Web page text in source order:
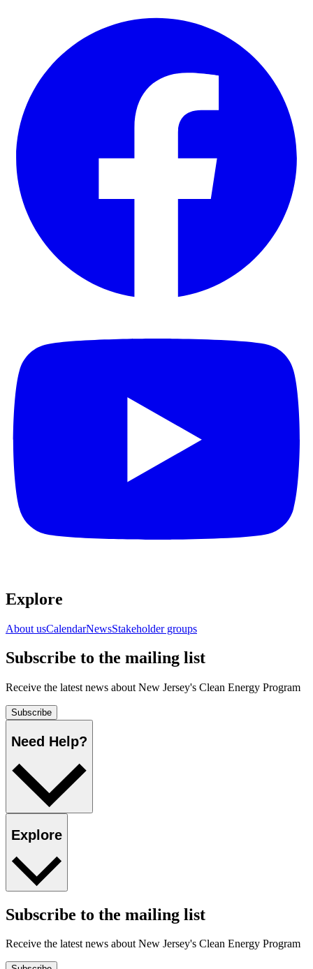
Explore​​​​‌ ‍ ​‍​‍‌‍ ‌ ​‍‌‍‍‌‌‍‌ ‌‍‍‌‌‍ ‍​‍​‍​ ‍‍​‍​‍‌ ​ ‌‍​‌‌‍ ‍‌‍‍‌‌ ‌​‌ ‍‌​‍ ‍‌‍‍‌‌‍ ​‍​‍​‍ ​​‍​‍‌‍‍​‌ ​‍‌‍‌‌‌‍‌‍​‍​‍​ ‍‍​‍​‍‌‍‍​‌ ‌​‌ ‌​‌ ​​​ ‍‍​‍ ​‍ ‌‍ ​‌‍ ‌‍​ ‌‍​‌‌‍ ​‌‍‍​‌‍ ‌ ​ ‌ ‌​​ ‍‍​ ​ ​ ​ ​ ​ ​ ​ ​‍ ‌‍‍‌‌‍ ‍‌ ‌​‌‍‌‌‌‍ ‍‌ ‌​​‍ ‌‍‌‌‌‍‌​‌‍‍‌‌ ‌​​‍ ‌‍ ‌‌‍ ‌‍‌​‌‍‌‌​ ‌‌ ​​‌ ​‍‌‍‌‌‌ ​ ‌‍‌‌‌‍ ‍‌ ‌​‌‍​‌‌ ‌​‌‍‍‌‌‍ ‌‍ ‍​ ‍ ‌‍‍‌‌‍‌​​ ‌‌ ​ ‌‍‍‌‌ ‌​‌‍‌‌‌​‌‍‌‍ ‌‍ ‌ ‌​‌‍‌‌‌ ​‍​ ‍ ‌ ‌​‌ ‍‌‌ ​​‌‍‌‌​ ‌‌‍‌‍‌‍ ‌‍ ‌ ‌​‌‍‌‌‌ ​‍​ ‍ ‌ ​​‌‍​‌‌ ‌​‌‍‍​​ ‌‌‍ ‌‌‍‌‌‌‍ ‍‌ ‌‌‌ ​ ​‍‌‌​ ‌‌‌​​‍‌‌ ‌‍‍ ‌‍‌‌‌ ‍‌​‍‌‌​ ​ ‌​‌​​‍‌‌​ ​ ‌​‌​​‍‌‌​ ​‍​ ​‍‌‍​‌​ ‍‌‌‍‌‍​ ​​‌‍‌​​ ​​​ ‌​​ ​​​ ​ ​ ​‌​ ‌‍​ ‌ ​‍‌‌​ ​‍​ ​‍​‍‌‌​ ‌‌‌​‌​​‍ ‍‌‍‍​‌‍‌‌‌‍​‌‌‍‌​‌‍‍‌‌‍ ‍‌‍‌ ​ ‌‍​‍‌‍​‌‌ ​ ‌‍‌‌‌‌‌‌‌ ​‍‌‍ ​​ ‌‌‍‍​‌ ‌​‌ ‌​‌ ​​​‍‌‌​ ​ ‌​​‌​‍‌‌​ ​‍‌​‌‍​‍‌‌​ ​‍‌​‌‍‌‍ ​‌‍ ‌‍​ ‌‍​‌‌‍ ​‌‍‍​‌‍ ‌ ​ ‌ ‌​​‍‌‌​ ​ ‌​​‌​ ​ ​ ​ ​ ​ ​ ​ ​‍‌‍‌‍‍‌‌‍‌​​ ‌‌ ​ ‌‍‍‌‌ ‌​‌‍‌‌‌​‌‍‌‍ ‌‍ ‌ ‌​‌‍‌‌‌ ​‍​‍‌‍‌ ‌​‌ ‍‌‌ ​​‌‍‌‌​ ‌‌‍‌‍‌‍ ‌‍ ‌ ‌​‌‍‌‌‌ ​‍​‍‌‍‌ ​​‌‍​‌‌ ‌​‌‍‍​​ ‌‌‍ ‌‌‍‌‌‌‍ ‍‌ ‌‌‌ ​ ​‍‌‌​ ‌‌‌​​‍‌‌ ‌‍‍ ‌‍‌‌‌ ‍‌​‍‌‌​ ​ ‌​‌​​‍‌‌​ ​ ‌​‌​​‍‌‌​ ​‍​ ​‍‌‍​‌​ ‍‌‌‍‌‍​ ​​‌‍‌​​ ​​​ ‌​​ ​​​ ​ ​ ​‌​ ‌‍​ ‌ ​‍‌‌​ ​‍​ ​‍​‍‌‌​ ‌‌‌​‌​​‍ ‍‌‍‍​‌‍‌‌‌‍​‌‌‍‌​‌‍‍‌‌‍ ‍‌‍‌ ​‍‌‍‌ ​​‌‍‌‌‌ ​‍‌ ​ ‌ ​​‌‍‌‌‌‍​ ‌ ‌​‌‍‍‌‌ ‌‍‌‍‌‌​ ‌‌ ​​‌ ‌‌‌‍​‍‌‍ ​‌‍‍‌‌ ​ ‌‍‍​‌‍‌‌‌‍‌​​‍​‍‌ ‌
About us​​​​‌ ‍ ​‍​‍‌‍ ‌ ​‍‌‍‍‌‌‍‌ ‌‍‍‌‌‍ ‍​‍​‍​ ‍‍​‍​‍‌ ​ ‌‍​‌‌‍ ‍‌‍‍‌‌ ‌​‌ ‍‌​‍ ‍‌‍‍‌‌‍ ​‍​‍​‍ ​​‍​‍‌‍‍​‌ ​‍‌‍‌‌‌‍‌‍​‍​‍​ ‍‍​‍​‍‌‍‍​‌ ‌​‌ ‌​‌ ​​​ ‍‍​‍ ​‍ ‌‍ ​‌‍ ‌‍​ ‌‍​‌‌‍ ​‌‍‍​‌‍ ‌ ​ ‌ ‌​​ ‍‍​ ​ ​ ​ ​ ​ ​ ​ ​‍ ‌‍‍‌‌‍ ‍‌ ‌​‌‍‌‌‌‍ ‍‌ ‌​​‍ ‌‍‌‌‌‍‌​‌‍‍‌‌ ‌​​‍ ‌‍ ‌‌‍ ‌‍‌​‌‍‌‌​ ‌‌ ​​‌ ​‍‌‍‌‌‌ ​ ‌‍‌‌‌‍ ‍‌ ‌​‌‍​‌‌ ‌​‌‍‍‌‌‍ ‌‍ ‍​ ‍ ‌‍‍‌‌‍‌​​ ‌‌ ​ ‌‍‍‌‌ ‌​‌‍‌‌‌​‌‍‌‍ ‌‍ ‌ ‌​‌‍‌‌‌ ​‍​ ‍ ‌ ‌​‌ ‍‌‌ ​​‌‍‌‌​ ‌‌‍‌‍‌‍ ‌‍ ‌ ‌​‌‍‌‌‌ ​‍​ ‍ ‌ ​​‌‍​‌‌ ‌​‌‍‍​​ ‌‌‍ ‌‌‍‌‌‌‍ ‍‌ ‌‌‌ ​ ​‍‌‌​ ‌‌‌​​‍‌‌ ‌‍‍ ‌‍‌‌‌ ‍‌​‍‌‌​ ​ ‌​‌​​‍‌‌​ ​ ‌​‌​​‍‌‌​ ​‍​ ​‍‌‍​‌​ ‍‌‌‍‌‍​ ​​‌‍‌​​ ​​​ ‌​​ ​​​ ​ ​ ​‌​ ‌‍​ ‌ ​‍‌‌​ ​‍​ ​‍​‍‌‌​ ‌‌‌​‌​​‍ ‍‌‍‍‌‌ ‌​‌‍‌‌‌‍ ‌‌ ​ ​‍‌‌​ ‌‌‌​​‍‌‌ ‌‍‍ ‌‍‌‌‌ ‍‌​‍‌‌​ ​ ‌​‌​​‍‌‌​ ​ ‌​‌​​‍‌‌​ ​‍​ ​‍​ ​​‌‍‌‌‌‍‌​​ ‌ ​ ​‍​ ​‍​ ​​‌‍‌‍​ ‌‍​ ‌​‌‍‌‍‌‍​‍​‍‌‌​ ​‍​ ​‍​‍‌‌​ ‌‌‌​‌​​‍ ‍‌ ‌​‌‍‌‌‌ ‍​‌ ‌​​ ‌‍​‍‌‍​‌‌ ​ ‌‍‌‌‌‌‌‌‌ ​‍‌‍ ​​ ‌‌‍‍​‌ ‌​‌ ‌​‌ ​​​‍‌‌​ ​ ‌​​‌​‍‌‌​ ​‍‌​‌‍​‍‌‌​ ​‍‌​‌‍‌‍ ​‌‍ ‌‍​ ‌‍​‌‌‍ ​‌‍‍​‌‍ ‌ ​ ‌ ‌​​‍‌‌​ ​ ‌​​‌​ ​ ​ ​ ​ ​ ​ ​ ​‍‌‍‌‍‍‌‌‍‌​​ ‌‌ ​ ‌‍‍‌‌ ‌​‌‍‌‌‌​‌‍‌‍ ‌‍ ‌ ‌​‌‍‌‌‌ ​‍​‍‌‍‌ ‌​‌ ‍‌‌ ​​‌‍‌‌​ ‌‌‍‌‍‌‍ ‌‍ ‌ ‌​‌‍‌‌‌ ​‍​‍‌‍‌ ​​‌‍​‌‌ ‌​‌‍‍​​ ‌‌‍ ‌‌‍‌‌‌‍ ‍‌ ‌‌‌ ​ ​‍‌‌​ ‌‌‌​​‍‌‌ ‌‍‍ ‌‍‌‌‌ ‍‌​‍‌‌​ ​ ‌​‌​​‍‌‌​ ​ ‌​‌​​‍‌‌​ ​‍​ ​‍‌‍​‌​ ‍‌‌‍‌‍​ ​​‌‍‌​​ ​​​ ‌​​ ​​​ ​ ​ ​‌​ ‌‍​ ‌ ​‍‌‌​ ​‍​ ​‍​‍‌‌​ ‌‌‌​‌​​‍ ‍‌‍‍‌‌ ‌​‌‍‌‌‌‍ ‌‌ ​ ​‍‌‌​ ‌‌‌​​‍‌‌ ‌‍‍ ‌‍‌‌‌ ‍‌​‍‌‌​ ​ ‌​‌​​‍‌‌​ ​ ‌​‌​​‍‌‌​ ​‍​ ​‍​ ​​‌‍‌‌‌‍‌​​ ‌ ​ ​‍​ ​‍​ ​​‌‍‌‍​ ‌‍​ ‌​‌‍‌‍‌‍​‍​‍‌‌​ ​‍​ ​‍​‍‌‌​ ‌‌‌​‌​​‍ ‍‌ ‌​‌‍‌‌‌ ‍​‌ ‌​​‍‌‍‌ ​​‌‍‌‌‌ ​‍‌ ​ ‌ ​​‌‍‌‌‌‍​ ‌ ‌​‌‍‍‌‌ ‌‍‌‍‌‌​ ‌‌ ​​‌ ‌‌‌‍​‍‌‍ ​‌‍‍‌‌ ​ ‌‍‍​‌‍‌‌‌‍‌​​‍​‍‌ ‌Calendar​​​​‌ ‍ ​‍​‍‌‍ ‌ ​‍‌‍‍‌‌‍‌ ‌‍‍‌‌‍ ‍​‍​‍​ ‍‍​‍​‍‌ ​ ‌‍​‌‌‍ ‍‌‍‍‌‌ ‌​‌ ‍‌​‍ ‍‌‍‍‌‌‍ ​‍​‍​‍ ​​‍​‍‌‍‍​‌ ​‍‌‍‌‌‌‍‌‍​‍​‍​ ‍‍​‍​‍‌‍‍​‌ ‌​‌ ‌​‌ ​​​ ‍‍​‍ ​‍ ‌‍ ​‌‍ ‌‍​ ‌‍​‌‌‍ ​‌‍‍​‌‍ ‌ ​ ‌ ‌​​ ‍‍​ ​ ​ ​ ​ ​ ​ ​ ​‍ ‌‍‍‌‌‍ ‍‌ ‌​‌‍‌‌‌‍ ‍‌ ‌​​‍ ‌‍‌‌‌‍‌​‌‍‍‌‌ ‌​​‍ ‌‍ ‌‌‍ ‌‍‌​‌‍‌‌​ ‌‌ ​​‌ ​‍‌‍‌‌‌ ​ ‌‍‌‌‌‍ ‍‌ ‌​‌‍​‌‌ ‌​‌‍‍‌‌‍ ‌‍ ‍​ ‍ ‌‍‍‌‌‍‌​​ ‌‌ ​ ‌‍‍‌‌ ‌​‌‍‌‌‌​‌‍‌‍ ‌‍ ‌ ‌​‌‍‌‌‌ ​‍​ ‍ ‌ ‌​‌ ‍‌‌ ​​‌‍‌‌​ ‌‌‍‌‍‌‍ ‌‍ ‌ ‌​‌‍‌‌‌ ​‍​ ‍ ‌ ​​‌‍​‌‌ ‌​‌‍‍​​ ‌‌‍ ‌‌‍‌‌‌‍ ‍‌ ‌‌‌ ​ ​‍‌‌​ ‌‌‌​​‍‌‌ ‌‍‍ ‌‍‌‌‌ ‍‌​‍‌‌​ ​ ‌​‌​​‍‌‌​ ​ ‌​‌​​‍‌‌​ ​‍​ ​‍‌‍​‌​ ‍‌‌‍‌‍​ ​​‌‍‌​​ ​​​ ‌​​ ​​​ ​ ​ ​‌​ ‌‍​ ‌ ​‍‌‌​ ​‍​ ​‍​‍‌‌​ ‌‌‌​‌​​‍ ‍‌‍‍‌‌ ‌​‌‍‌‌‌‍ ‌‌ ​ ​‍‌‌​ ‌‌‌​​‍‌‌ ‌‍‍ ‌‍‌‌‌ ‍‌​‍‌‌​ ​ ‌​‌​​‍‌‌​ ​ ‌​‌​​‍‌‌​ ​‍​ ​‍‌‍‌‍​ ‍​​ ‌​​ ​‍‌‍‌​‌‍‌‌​ ‌ ‌‍‌​‌‍‌‍‌‍‌​​ ‌ ​ ​‍​‍‌‌​ ​‍​ ​‍​‍‌‌​ ‌‌‌​‌​​‍ ‍‌ ‌​‌‍‌‌‌ ‍​‌ ‌​​ ‌‍​‍‌‍​‌‌ ​ ‌‍‌‌‌‌‌‌‌ ​‍‌‍ ​​ ‌‌‍‍​‌ ‌​‌ ‌​‌ ​​​‍‌‌​ ​ ‌​​‌​‍‌‌​ ​‍‌​‌‍​‍‌‌​ ​‍‌​‌‍‌‍ ​‌‍ ‌‍​ ‌‍​‌‌‍ ​‌‍‍​‌‍ ‌ ​ ‌ ‌​​‍‌‌​ ​ ‌​​‌​ ​ ​ ​ ​ ​ ​ ​ ​‍‌‍‌‍‍‌‌‍‌​​ ‌‌ ​ ‌‍‍‌‌ ‌​‌‍‌‌‌​‌‍‌‍ ‌‍ ‌ ‌​‌‍‌‌‌ ​‍​‍‌‍‌ ‌​‌ ‍‌‌ ​​‌‍‌‌​ ‌‌‍‌‍‌‍ ‌‍ ‌ ‌​‌‍‌‌‌ ​‍​‍‌‍‌ ​​‌‍​‌‌ ‌​‌‍‍​​ ‌‌‍ ‌‌‍‌‌‌‍ ‍‌ ‌‌‌ ​ ​‍‌‌​ ‌‌‌​​‍‌‌ ‌‍‍ ‌‍‌‌‌ ‍‌​‍‌‌​ ​ ‌​‌​​‍‌‌​ ​ ‌​‌​​‍‌‌​ ​‍​ ​‍‌‍​‌​ ‍‌‌‍‌‍​ ​​‌‍‌​​ ​​​ ‌​​ ​​​ ​ ​ ​‌​ ‌‍​ ‌ ​‍‌‌​ ​‍​ ​‍​‍‌‌​ ‌‌‌​‌​​‍ ‍‌‍‍‌‌ ‌​‌‍‌‌‌‍ ‌‌ ​ ​‍‌‌​ ‌‌‌​​‍‌‌ ‌‍‍ ‌‍‌‌‌ ‍‌​‍‌‌​ ​ ‌​‌​​‍‌‌​ ​ ‌​‌​​‍‌‌​ ​‍​ ​‍‌‍‌‍​ ‍​​ ‌​​ ​‍‌‍‌​‌‍‌‌​ ‌ ‌‍‌​‌‍‌‍‌‍‌​​ ‌ ​ ​‍​‍‌‌​ ​‍​ ​‍​‍‌‌​ ‌‌‌​‌​​‍ ‍‌ ‌​‌‍‌‌‌ ‍​‌ ‌​​‍‌‍‌ ​​‌‍‌‌‌ ​‍‌ ​ ‌ ​​‌‍‌‌‌‍​ ‌ ‌​‌‍‍‌‌ ‌‍‌‍‌‌​ ‌‌ ​​‌ ‌‌‌‍​‍‌‍ ​‌‍‍‌‌ ​ ‌‍‍​‌‍‌‌‌‍‌​​‍​‍‌ ‌News​​​​‌ ‍ ​‍​‍‌‍ ‌ ​‍‌‍‍‌‌‍‌ ‌‍‍‌‌‍ ‍​‍​‍​ ‍‍​‍​‍‌ ​ ‌‍​‌‌‍ ‍‌‍‍‌‌ ‌​‌ ‍‌​‍ ‍‌‍‍‌‌‍ ​‍​‍​‍ ​​‍​‍‌‍‍​‌ ​‍‌‍‌‌‌‍‌‍​‍​‍​ ‍‍​‍​‍‌‍‍​‌ ‌​‌ ‌​‌ ​​​ ‍‍​‍ ​‍ ‌‍ ​‌‍ ‌‍​ ‌‍​‌‌‍ ​‌‍‍​‌‍ ‌ ​ ‌ ‌​​ ‍‍​ ​ ​ ​ ​ ​ ​ ​ ​‍ ‌‍‍‌‌‍ ‍‌ ‌​‌‍‌‌‌‍ ‍‌ ‌​​‍ ‌‍‌‌‌‍‌​‌‍‍‌‌ ‌​​‍ ‌‍ ‌‌‍ ‌‍‌​‌‍‌‌​ ‌‌ ​​‌ ​‍‌‍‌‌‌ ​ ‌‍‌‌‌‍ ‍‌ ‌​‌‍​‌‌ ‌​‌‍‍‌‌‍ ‌‍ ‍​ ‍ ‌‍‍‌‌‍‌​​ ‌‌ ​ ‌‍‍‌‌ ‌​‌‍‌‌‌​‌‍‌‍ ‌‍ ‌ ‌​‌‍‌‌‌ ​‍​ ‍ ‌ ‌​‌ ‍‌‌ ​​‌‍‌‌​ ‌‌‍‌‍‌‍ ‌‍ ‌ ‌​‌‍‌‌‌ ​‍​ ‍ ‌ ​​‌‍​‌‌ ‌​‌‍‍​​ ‌‌‍ ‌‌‍‌‌‌‍ ‍‌ ‌‌‌ ​ ​‍‌‌​ ‌‌‌​​‍‌‌ ‌‍‍ ‌‍‌‌‌ ‍‌​‍‌‌​ ​ ‌​‌​​‍‌‌​ ​ ‌​‌​​‍‌‌​ ​‍​ ​‍‌‍​‌​ ‍‌‌‍‌‍​ ​​‌‍‌​​ ​​​ ‌​​ ​​​ ​ ​ ​‌​ ‌‍​ ‌ ​‍‌‌​ ​‍​ ​‍​‍‌‌​ ‌‌‌​‌​​‍ ‍‌‍‍‌‌ ‌​‌‍‌‌‌‍ ‌‌ ​ ​‍‌‌​ ‌‌‌​​‍‌‌ ‌‍‍ ‌‍‌‌‌ ‍‌​‍‌‌​ ​ ‌​‌​​‍‌‌​ ​ ‌​‌​​‍‌‌​ ​‍​ ​‍‌‍​ ‌‍​‍​ ‍​​ ​​​ ‍‌​ ‌‍​ ​‍​ ‌‍​ ​‍‌‍​‍​ ‍‌​ ​‌​‍‌‌​ ​‍​ ​‍​‍‌‌​ ‌‌‌​‌​​‍ ‍‌ ‌​‌‍‌‌‌ ‍​‌ ‌​​ ‌‍​‍‌‍​‌‌ ​ ‌‍‌‌‌‌‌‌‌ ​‍‌‍ ​​ ‌‌‍‍​‌ ‌​‌ ‌​‌ ​​​‍‌‌​ ​ ‌​​‌​‍‌‌​ ​‍‌​‌‍​‍‌‌​ ​‍‌​‌‍‌‍ ​‌‍ ‌‍​ ‌‍​‌‌‍ ​‌‍‍​‌‍ ‌ ​ ‌ ‌​​‍‌‌​ ​ ‌​​‌​ ​ ​ ​ ​ ​ ​ ​ ​‍‌‍‌‍‍‌‌‍‌​​ ‌‌ ​ ‌‍‍‌‌ ‌​‌‍‌‌‌​‌‍‌‍ ‌‍ ‌ ‌​‌‍‌‌‌ ​‍​‍‌‍‌ ‌​‌ ‍‌‌ ​​‌‍‌‌​ ‌‌‍‌‍‌‍ ‌‍ ‌ ‌​‌‍‌‌‌ ​‍​‍‌‍‌ ​​‌‍​‌‌ ‌​‌‍‍​​ ‌‌‍ ‌‌‍‌‌‌‍ ‍‌ ‌‌‌ ​ ​‍‌‌​ ‌‌‌​​‍‌‌ ‌‍‍ ‌‍‌‌‌ ‍‌​‍‌‌​ ​ ‌​‌​​‍‌‌​ ​ ‌​‌​​‍‌‌​ ​‍​ ​‍‌‍​‌​ ‍‌‌‍‌‍​ ​​‌‍‌​​ ​​​ ‌​​ ​​​ ​ ​ ​‌​ ‌‍​ ‌ ​‍‌‌​ ​‍​ ​‍​‍‌‌​ ‌‌‌​‌​​‍ ‍‌‍‍‌‌ ‌​‌‍‌‌‌‍ ‌‌ ​ ​‍‌‌​ ‌‌‌​​‍‌‌ ‌‍‍ ‌‍‌‌‌ ‍‌​‍‌‌​ ​ ‌​‌​​‍‌‌​ ​ ‌​‌​​‍‌‌​ ​‍​ ​‍‌‍​ ‌‍​‍​ ‍​​ ​​​ ‍‌​ ‌‍​ ​‍​ ‌‍​ ​‍‌‍​‍​ ‍‌​ ​‌​‍‌‌​ ​‍​ ​‍​‍‌‌​ ‌‌‌​‌​​‍ ‍‌ ‌​‌‍‌‌‌ ‍​‌ ‌​​‍‌‍‌ ​​‌‍‌‌‌ ​‍‌ ​ ‌ ​​‌‍‌‌‌‍​ ‌ ‌​‌‍‍‌‌ ‌‍‌‍‌‌​ ‌‌ ​​‌ ‌‌‌‍​‍‌‍ ​‌‍‍‌‌ ​ ‌‍‍​‌‍‌‌‌‍‌​​‍​‍‌ ‌Stakeholder groups​​​​‌ ‍ ​‍​‍‌‍ ‌ ​‍‌‍‍‌‌‍‌ ‌‍‍‌‌‍ ‍​‍​‍​ ‍‍​‍​‍‌ ​ ‌‍​‌‌‍ ‍‌‍‍‌‌ ‌​‌ ‍‌​‍ ‍‌‍‍‌‌‍ ​‍​‍​‍ ​​‍​‍‌‍‍​‌ ​‍‌‍‌‌‌‍‌‍​‍​‍​ ‍‍​‍​‍‌‍‍​‌ ‌​‌ ‌​‌ ​​​ ‍‍​‍ ​‍ ‌‍ ​‌‍ ‌‍​ ‌‍​‌‌‍ ​‌‍‍​‌‍ ‌ ​ ‌ ‌​​ ‍‍​ ​ ​ ​ ​ ​ ​ ​ ​‍ ‌‍‍‌‌‍ ‍‌ ‌​‌‍‌‌‌‍ ‍‌ ‌​​‍ ‌‍‌‌‌‍‌​‌‍‍‌‌ ‌​​‍ ‌‍ ‌‌‍ ‌‍‌​‌‍‌‌​ ‌‌ ​​‌ ​‍‌‍‌‌‌ ​ ‌‍‌‌‌‍ ‍‌ ‌​‌‍​‌‌ ‌​‌‍‍‌‌‍ ‌‍ ‍​ ‍ ‌‍‍‌‌‍‌​​ ‌‌ ​ ‌‍‍‌‌ ‌​‌‍‌‌‌​‌‍‌‍ ‌‍ ‌ ‌​‌‍‌‌‌ ​‍​ ‍ ‌ ‌​‌ ‍‌‌ ​​‌‍‌‌​ ‌‌‍‌‍‌‍ ‌‍ ‌ ‌​‌‍‌‌‌ ​‍​ ‍ ‌ ​​‌‍​‌‌ ‌​‌‍‍​​ ‌‌‍ ‌‌‍‌‌‌‍ ‍‌ ‌‌‌ ​ ​‍‌‌​ ‌‌‌​​‍‌‌ ‌‍‍ ‌‍‌‌‌ ‍‌​‍‌‌​ ​ ‌​‌​​‍‌‌​ ​ ‌​‌​​‍‌‌​ ​‍​ ​‍‌‍​‌​ ‍‌‌‍‌‍​ ​​‌‍‌​​ ​​​ ‌​​ ​​​ ​ ​ ​‌​ ‌‍​ ‌ ​‍‌‌​ ​‍​ ​‍​‍‌‌​ ‌‌‌​‌​​‍ ‍‌‍‍‌‌ ‌​‌‍‌‌‌‍ ‌‌ ​ ​‍‌‌​ ‌‌‌​​‍‌‌ ‌‍‍ ‌‍‌‌‌ ‍‌​‍‌‌​ ​ ‌​‌​​‍‌‌​ ​ ‌​‌​​‍‌‌​ ​‍​ ​‍‌‍​‌‌‍‌​​ ‌‌​ ​​​ ​‍‌‍​‍‌‍​‌‌‍‌‌​ ‌​​ ‍‌‌‍‌‍​ ‌​​‍‌‌​ ​‍​ ​‍​‍‌‌​ ‌‌‌​‌​​‍ ‍‌ ‌​‌‍‌‌‌ ‍​‌ ‌​​ ‌‍​‍‌‍​‌‌ ​ ‌‍‌‌‌‌‌‌‌ ​‍‌‍ ​​ ‌‌‍‍​‌ ‌​‌ ‌​‌ ​​​‍‌‌​ ​ ‌​​‌​‍‌‌​ ​‍‌​‌‍​‍‌‌​ ​‍‌​‌‍‌‍ ​‌‍ ‌‍​ ‌‍​‌‌‍ ​‌‍‍​‌‍ ‌ ​ ‌ ‌​​‍‌‌​ ​ ‌​​‌​ ​ ​ ​ ​ ​ ​ ​ ​‍‌‍‌‍‍‌‌‍‌​​ ‌‌ ​ ‌‍‍‌‌ ‌​‌‍‌‌‌​‌‍‌‍ ‌‍ ‌ ‌​‌‍‌‌‌ ​‍​‍‌‍‌ ‌​‌ ‍‌‌ ​​‌‍‌‌​ ‌‌‍‌‍‌‍ ‌‍ ‌ ‌​‌‍‌‌‌ ​‍​‍‌‍‌ ​​‌‍​‌‌ ‌​‌‍‍​​ ‌‌‍ ‌‌‍‌‌‌‍ ‍‌ ‌‌‌ ​ ​‍‌‌​ ‌‌‌​​‍‌‌ ‌‍‍ ‌‍‌‌‌ ‍‌​‍‌‌​ ​ ‌​‌​​‍‌‌​ ​ ‌​‌​​‍‌‌​ ​‍​ ​‍‌‍​‌​ ‍‌‌‍‌‍​ ​​‌‍‌​​ ​​​ ‌​​ ​​​ ​ ​ ​‌​ ‌‍​ ‌ ​‍‌‌​ ​‍​ ​‍​‍‌‌​ ‌‌‌​‌​​‍ ‍‌‍‍‌‌ ‌​‌‍‌‌‌‍ ‌‌ ​ ​‍‌‌​ ‌‌‌​​‍‌‌ ‌‍‍ ‌‍‌‌‌ ‍‌​‍‌‌​ ​ ‌​‌​​‍‌‌​ ​ ‌​‌​​‍‌‌​ ​‍​ ​‍‌‍​‌‌‍‌​​ ‌‌​ ​​​ ​‍‌‍​‍‌‍​‌‌‍‌‌​ ‌​​ ‍‌‌‍‌‍​ ‌​​‍‌‌​ ​‍​ ​‍​‍‌‌​ ‌‌‌​‌​​‍ ‍‌ ‌​‌‍‌‌‌ ‍​‌ ‌​​‍‌‍‌ ​​‌‍‌‌‌ ​‍‌ ​ ‌ ​​‌‍‌‌‌‍​ ‌ ‌​‌‍‍‌‌ ‌‍‌‍‌‌​ ‌‌ ​​‌ ‌‌‌‍​‍‌‍ ​‌‍‍‌‌ ​ ‌‍‍​‌‍‌‌‌‍‌​​‍​‍‌ ‌
Subscribe to the mailing list​​​​‌ ‍ ​‍​‍‌‍ ‌ ​‍‌‍‍‌‌‍‌ ‌‍‍‌‌‍ ‍​‍​‍​ ‍‍​‍​‍‌ ​ ‌‍​‌‌‍ ‍‌‍‍‌‌ ‌​‌ ‍‌​‍ ‍‌‍‍‌‌‍ ​‍​‍​‍ ​​‍​‍‌‍‍​‌ ​‍‌‍‌‌‌‍‌‍​‍​‍​ ‍‍​‍​‍‌‍‍​‌ ‌​‌ ‌​‌ ​​​ ‍‍​‍ ​‍ ‌‍ ​‌‍ ‌‍​ ‌‍​‌‌‍ ​‌‍‍​‌‍ ‌ ​ ‌ ‌​​ ‍‍​ ​ ​ ​ ​ ​ ​ ​ ​‍ ‌‍‍‌‌‍ ‍‌ ‌​‌‍‌‌‌‍ ‍‌ ‌​​‍ ‌‍‌‌‌‍‌​‌‍‍‌‌ ‌​​‍ ‌‍ ‌‌‍ ‌‍‌​‌‍‌‌​ ‌‌ ​​‌ ​‍‌‍‌‌‌ ​ ‌‍‌‌‌‍ ‍‌ ‌​‌‍​‌‌ ‌​‌‍‍‌‌‍ ‌‍ ‍​ ‍ ‌‍‍‌‌‍‌​​ ‌‌ ​ ‌‍‍‌‌ ‌​‌‍‌‌‌​‌‍‌‍ ‌‍ ‌ ‌​‌‍‌‌‌ ​‍​ ‍ ‌ ‌​‌ ‍‌‌ ​​‌‍‌‌​ ‌‌‍‌‍‌‍ ‌‍ ‌ ‌​‌‍‌‌‌ ​‍​ ‍ ‌ ​​‌‍​‌‌ ‌​‌‍‍​​ ‌‌‍ ‍‌‍‌‌‌ ‌ ‌ ​ ‌‍ ​‌‍‌‌‌ ‌​‌ ‌​‌‍‌‌‌ ​‍​‍ ‍‌‍‍​‌‍‌‌‌‍​‌‌‍‌​‌‍‍‌‌‍ ‍‌‍‌ ​ ‌‍​‍‌‍​‌‌ ​ ‌‍‌‌‌‌‌‌‌ ​‍‌‍ ​​ ‌‌‍‍​‌ ‌​‌ ‌​‌ ​​​‍‌‌​ ​ ‌​​‌​‍‌‌​ ​‍‌​‌‍​‍‌‌​ ​‍‌​‌‍‌‍ ​‌‍ ‌‍​ ‌‍​‌‌‍ ​‌‍‍​‌‍ ‌ ​ ‌ ‌​​‍‌‌​ ​ ‌​​‌​ ​ ​ ​ ​ ​ ​ ​ ​‍‌‍‌‍‍‌‌‍‌​​ ‌‌ ​ ‌‍‍‌‌ ‌​‌‍‌‌‌​‌‍‌‍ ‌‍ ‌ ‌​‌‍‌‌‌ ​‍​‍‌‍‌ ‌​‌ ‍‌‌ ​​‌‍‌‌​ ‌‌‍‌‍‌‍ ‌‍ ‌ ‌​‌‍‌‌‌ ​‍​‍‌‍‌ ​​‌‍​‌‌ ‌​‌‍‍​​ ‌‌‍ ‍‌‍‌‌‌ ‌ ‌ ​ ‌‍ ​‌‍‌‌‌ ‌​‌ ‌​‌‍‌‌‌ ​‍​‍ ‍‌‍‍​‌‍‌‌‌‍​‌‌‍‌​‌‍‍‌‌‍ ‍‌‍‌ ​‍‌‍‌ ​​‌‍‌‌‌ ​‍‌ ​ ‌ ​​‌‍‌‌‌‍​ ‌ ‌​‌‍‍‌‌ ‌‍‌‍‌‌​ ‌‌ ​​‌ ‌‌‌‍​‍‌‍ ​‌‍‍‌‌ ​ ‌‍‍​‌‍‌‌‌‍‌​​‍​‍‌ ‌
Receive the latest news about New Jersey's Clean Energy Program​​​​‌ ‍ ​‍​‍‌‍ ‌ ​‍‌‍‍‌‌‍‌ ‌‍‍‌‌‍ ‍​‍​‍​ ‍‍​‍​‍‌ ​ ‌‍​‌‌‍ ‍‌‍‍‌‌ ‌​‌ ‍‌​‍ ‍‌‍‍‌‌‍ ​‍​‍​‍ ​​‍​‍‌‍‍​‌ ​‍‌‍‌‌‌‍‌‍​‍​‍​ ‍‍​‍​‍‌‍‍​‌ ‌​‌ ‌​‌ ​​​ ‍‍​‍ ​‍ ‌‍ ​‌‍ ‌‍​ ‌‍​‌‌‍ ​‌‍‍​‌‍ ‌ ​ ‌ ‌​​ ‍‍​ ​ ​ ​ ​ ​ ​ ​ ​‍ ‌‍‍‌‌‍ ‍‌ ‌​‌‍‌‌‌‍ ‍‌ ‌​​‍ ‌‍‌‌‌‍‌​‌‍‍‌‌ ‌​​‍ ‌‍ ‌‌‍ ‌‍‌​‌‍‌‌​ ‌‌ ​​‌ ​‍‌‍‌‌‌ ​ ‌‍‌‌‌‍ ‍‌ ‌​‌‍​‌‌ ‌​‌‍‍‌‌‍ ‌‍ ‍​ ‍ ‌‍‍‌‌‍‌​​ ‌‌ ​ ‌‍‍‌‌ ‌​‌‍‌‌‌​‌‍‌‍ ‌‍ ‌ ‌​‌‍‌‌‌ ​‍​ ‍ ‌ ‌​‌ ‍‌‌ ​​‌‍‌‌​ ‌‌‍‌‍‌‍ ‌‍ ‌ ‌​‌‍‌‌‌ ​‍​ ‍ ‌ ​​‌‍​‌‌ ‌​‌‍‍​​ ‌‌‍ ‍‌‍‌‌‌ ‌ ‌ ​ ‌‍ ​‌‍‌‌‌ ‌​‌ ‌​‌‍‌‌‌ ​‍​‍ ‍‌ ‌​‌‍‌‌‌ ‍​‌ ‌​​ ‌‍​‍‌‍​‌‌ ​ ‌‍‌‌‌‌‌‌‌ ​‍‌‍ ​​ ‌‌‍‍​‌ ‌​‌ ‌​‌ ​​​‍‌‌​ ​ ‌​​‌​‍‌‌​ ​‍‌​‌‍​‍‌‌​ ​‍‌​‌‍‌‍ ​‌‍ ‌‍​ ‌‍​‌‌‍ ​‌‍‍​‌‍ ‌ ​ ‌ ‌​​‍‌‌​ ​ ‌​​‌​ ​ ​ ​ ​ ​ ​ ​ ​‍‌‍‌‍‍‌‌‍‌​​ ‌‌ ​ ‌‍‍‌‌ ‌​‌‍‌‌‌​‌‍‌‍ ‌‍ ‌ ‌​‌‍‌‌‌ ​‍​‍‌‍‌ ‌​‌ ‍‌‌ ​​‌‍‌‌​ ‌‌‍‌‍‌‍ ‌‍ ‌ ‌​‌‍‌‌‌ ​‍​‍‌‍‌ ​​‌‍​‌‌ ‌​‌‍‍​​ ‌‌‍ ‍‌‍‌‌‌ ‌ ‌ ​ ‌‍ ​‌‍‌‌‌ ‌​‌ ‌​‌‍‌‌‌ ​‍​‍ ‍‌ ‌​‌‍‌‌‌ ‍​‌ ‌​​‍‌‍‌ ​​‌‍‌‌‌ ​‍‌ ​ ‌ ​​‌‍‌‌‌‍​ ‌ ‌​‌‍‍‌‌ ‌‍‌‍‌‌​ ‌‌ ​​‌ ‌‌‌‍​‍‌‍ ​‌‍‍‌‌ ​ ‌‍‍​‌‍‌‌‌‍‌​​‍​‍‌ ‌
Subscribe​​​​‌ ‍ ​‍​‍‌‍ ‌ ​‍‌‍‍‌‌‍‌ ‌‍‍‌‌‍ ‍​‍​‍​ ‍‍​‍​‍‌ ​ ‌‍​‌‌‍ ‍‌‍‍‌‌ ‌​‌ ‍‌​‍ ‍‌‍‍‌‌‍ ​‍​‍​‍ ​​‍​‍‌‍‍​‌ ​‍‌‍‌‌‌‍‌‍​‍​‍​ ‍‍​‍​‍‌‍‍​‌ ‌​‌ ‌​‌ ​​​ ‍‍​‍ ​‍ ‌‍ ​‌‍ ‌‍​ ‌‍​‌‌‍ ​‌‍‍​‌‍ ‌ ​ ‌ ‌​​ ‍‍​ ​ ​ ​ ​ ​ ​ ​ ​‍ ‌‍‍‌‌‍ ‍‌ ‌​‌‍‌‌‌‍ ‍‌ ‌​​‍ ‌‍‌‌‌‍‌​‌‍‍‌‌ ‌​​‍ ‌‍ ‌‌‍ ‌‍‌​‌‍‌‌​ ‌‌ ​​‌ ​‍‌‍‌‌‌ ​ ‌‍‌‌‌‍ ‍‌ ‌​‌‍​‌‌ ‌​‌‍‍‌‌‍ ‌‍ ‍​ ‍ ‌‍‍‌‌‍‌​​ ‌‌ ​ ‌‍‍‌‌ ‌​‌‍‌‌‌​‌‍‌‍ ‌‍ ‌ ‌​‌‍‌‌‌ ​‍​ ‍ ‌ ‌​‌ ‍‌‌ ​​‌‍‌‌​ ‌‌‍‌‍‌‍ ‌‍ ‌ ‌​‌‍‌‌‌ ​‍​ ‍ ‌ ​​‌‍​‌‌ ‌​‌‍‍​​ ‌‌‍ ‍‌‍‌‌‌ ‌ ‌ ​ ‌‍ ​‌‍‌‌‌ ‌​‌ ‌​‌‍‌‌‌ ​‍​‍ ‍‌‍​‍‌ ‌​‌‍ ‍​ ‌‍​‍‌‍​‌‌ ​ ‌‍‌‌‌‌‌‌‌ ​‍‌‍ ​​ ‌‌‍‍​‌ ‌​‌ ‌​‌ ​​​‍‌‌​ ​ ‌​​‌​‍‌‌​ ​‍‌​‌‍​‍‌‌​ ​‍‌​‌‍‌‍ ​‌‍ ‌‍​ ‌‍​‌‌‍ ​‌‍‍​‌‍ ‌ ​ ‌ ‌​​‍‌‌​ ​ ‌​​‌​ ​ ​ ​ ​ ​ ​ ​ ​‍‌‍‌‍‍‌‌‍‌​​ ‌‌ ​ ‌‍‍‌‌ ‌​‌‍‌‌‌​‌‍‌‍ ‌‍ ‌ ‌​‌‍‌‌‌ ​‍​‍‌‍‌ ‌​‌ ‍‌‌ ​​‌‍‌‌​ ‌‌‍‌‍‌‍ ‌‍ ‌ ‌​‌‍‌‌‌ ​‍​‍‌‍‌ ​​‌‍​‌‌ ‌​‌‍‍​​ ‌‌‍ ‍‌‍‌‌‌ ‌ ‌ ​ ‌‍ ​‌‍‌‌‌ ‌​‌ ‌​‌‍‌‌‌ ​‍​‍ ‍‌‍​‍‌ ‌​‌‍ ‍​‍‌‍‌ ​​‌‍‌‌‌ ​‍‌ ​ ‌ ​​‌‍‌‌‌‍​ ‌ ‌​‌‍‍‌‌ ‌‍‌‍‌‌​ ‌‌ ​​‌ ‌‌‌‍​‍‌‍ ​‌‍‍‌‌ ​ ‌‍‍​‌‍‌‌‌‍‌​​‍​‍‌ ‌
Need Help?​​​​‌ ‍ ​‍​‍‌‍ ‌ ​‍‌‍‍‌‌‍‌ ‌‍‍‌‌‍ ‍​‍​‍​ ‍‍​‍​‍‌ ​ ‌‍​‌‌‍ ‍‌‍‍‌‌ ‌​‌ ‍‌​‍ ‍‌‍‍‌‌‍ ​‍​‍​‍ ​​‍​‍‌‍‍​‌ ​‍‌‍‌‌‌‍‌‍​‍​‍​ ‍‍​‍​‍‌‍‍​‌ ‌​‌ ‌​‌ ​​​ ‍‍​‍ ​‍ ‌‍ ​‌‍ ‌‍​ ‌‍​‌‌‍ ​‌‍‍​‌‍ ‌ ​ ‌ ‌​​ ‍‍​ ​ ​ ​ ​ ​ ​ ​ ​‍ ‌‍‍‌‌‍ ‍‌ ‌​‌‍‌‌‌‍ ‍‌ ‌​​‍ ‌‍‌‌‌‍‌​‌‍‍‌‌ ‌​​‍ ‌‍ ‌‌‍ ‌‍‌​‌‍‌‌​ ‌‌ ​​‌ ​‍‌‍‌‌‌ ​ ‌‍‌‌‌‍ ‍‌ ‌​‌‍​‌‌ ‌​‌‍‍‌‌‍ ‌‍ ‍​ ‍ ‌‍‍‌‌‍‌​​ ‌‌ ​ ‌‍‍‌‌ ‌​‌‍‌‌‌​‌‍‌‍ ‌‍ ‌ ‌​‌‍‌‌‌ ​‍​ ‍ ‌ ‌​‌ ‍‌‌ ​​‌‍‌‌​ ‌‌‍‌‍‌‍ ‌‍ ‌ ‌​‌‍‌‌‌ ​‍​ ‍ ‌ ​​‌‍​‌‌ ‌​‌‍‍​​ ‌‌‍ ‌‌‍‌‌‌‍ ‍‌ ‌‌‌ ​ ​‍‌‌​ ‌‌‌​​‍‌‌ ‌‍‍ ‌‍‌‌‌ ‍‌​‍‌‌​ ​ ‌​‌​​‍‌‌​ ​ ‌​‌​​‍‌‌​ ​‍​ ​‍‌‍‌‌‌‍‌‍​ ​‌​ ‌ ​ ​‌‌‍​ ‌‍‌‌‌‍​‌​ ‍‌‌‍‌​​ ​‍‌‍​ ​‍‌‌​ ​‍​ ​‍​‍‌‌​ ‌‌‌​‌​​‍ ‍‌‍‍​‌‍‌‌‌‍​‌‌‍‌​‌‍‍‌‌‍ ‍‌‍‌ ​ ‌‍​‍‌‍​‌‌ ​ ‌‍‌‌‌‌‌‌‌ ​‍‌‍ ​​ ‌‌‍‍​‌ ‌​‌ ‌​‌ ​​​‍‌‌​ ​ ‌​​‌​‍‌‌​ ​‍‌​‌‍​‍‌‌​ ​‍‌​‌‍‌‍ ​‌‍ ‌‍​ ‌‍​‌‌‍ ​‌‍‍​‌‍ ‌ ​ ‌ ‌​​‍‌‌​ ​ ‌​​‌​ ​ ​ ​ ​ ​ ​ ​ ​‍‌‍‌‍‍‌‌‍‌​​ ‌‌ ​ ‌‍‍‌‌ ‌​‌‍‌‌‌​‌‍‌‍ ‌‍ ‌ ‌​‌‍‌‌‌ ​‍​‍‌‍‌ ‌​‌ ‍‌‌ ​​‌‍‌‌​ ‌‌‍‌‍‌‍ ‌‍ ‌ ‌​‌‍‌‌‌ ​‍​‍‌‍‌ ​​‌‍​‌‌ ‌​‌‍‍​​ ‌‌‍ ‌‌‍‌‌‌‍ ‍‌ ‌‌‌ ​ ​‍‌‌​ ‌‌‌​​‍‌‌ ‌‍‍ ‌‍‌‌‌ ‍‌​‍‌‌​ ​ ‌​‌​​‍‌‌​ ​ ‌​‌​​‍‌‌​ ​‍​ ​‍‌‍‌‌‌‍‌‍​ ​‌​ ‌ ​ ​‌‌‍​ ‌‍‌‌‌‍​‌​ ‍‌‌‍‌​​ ​‍‌‍​ ​‍‌‌​ ​‍​ ​‍​‍‌‌​ ‌‌‌​‌​​‍ ‍‌‍‍​‌‍‌‌‌‍​‌‌‍‌​‌‍‍‌‌‍ ‍‌‍‌ ​‍‌‍‌ ​​‌‍‌‌‌ ​‍‌ ​ ‌ ​​‌‍‌‌‌‍​ ‌ ‌​‌‍‍‌‌ ‌‍‌‍‌‌​ ‌‌ ​​‌ ‌‌‌‍​‍‌‍ ​‌‍‍‌‌ ​ ‌‍‍​‌‍‌‌‌‍‌​​‍​‍‌ ‌
Explore​​​​‌ ‍ ​‍​‍‌‍ ‌ ​‍‌‍‍‌‌‍‌ ‌‍‍‌‌‍ ‍​‍​‍​ ‍‍​‍​‍‌ ​ ‌‍​‌‌‍ ‍‌‍‍‌‌ ‌​‌ ‍‌​‍ ‍‌‍‍‌‌‍ ​‍​‍​‍ ​​‍​‍‌‍‍​‌ ​‍‌‍‌‌‌‍‌‍​‍​‍​ ‍‍​‍​‍‌‍‍​‌ ‌​‌ ‌​‌ ​​​ ‍‍​‍ ​‍ ‌‍ ​‌‍ ‌‍​ ‌‍​‌‌‍ ​‌‍‍​‌‍ ‌ ​ ‌ ‌​​ ‍‍​ ​ ​ ​ ​ ​ ​ ​ ​‍ ‌‍‍‌‌‍ ‍‌ ‌​‌‍‌‌‌‍ ‍‌ ‌​​‍ ‌‍‌‌‌‍‌​‌‍‍‌‌ ‌​​‍ ‌‍ ‌‌‍ ‌‍‌​‌‍‌‌​ ‌‌ ​​‌ ​‍‌‍‌‌‌ ​ ‌‍‌‌‌‍ ‍‌ ‌​‌‍​‌‌ ‌​‌‍‍‌‌‍ ‌‍ ‍​ ‍ ‌‍‍‌‌‍‌​​ ‌‌ ​ ‌‍‍‌‌ ‌​‌‍‌‌‌​‌‍‌‍ ‌‍ ‌ ‌​‌‍‌‌‌ ​‍​ ‍ ‌ ‌​‌ ‍‌‌ ​​‌‍‌‌​ ‌‌‍‌‍‌‍ ‌‍ ‌ ‌​‌‍‌‌‌ ​‍​ ‍ ‌ ​​‌‍​‌‌ ‌​‌‍‍​​ ‌‌‍ ‌‌‍‌‌‌‍ ‍‌ ‌‌‌ ​ ​‍‌‌​ ‌‌‌​​‍‌‌ ‌‍‍ ‌‍‌‌‌ ‍‌​‍‌‌​ ​ ‌​‌​​‍‌‌​ ​ ‌​‌​​‍‌‌​ ​‍​ ​‍‌‍​‌​ ‍‌‌‍‌‍​ ​​‌‍‌​​ ​​​ ‌​​ ​​​ ​ ​ ​‌​ ‌‍​ ‌ ​‍‌‌​ ​‍​ ​‍​‍‌‌​ ‌‌‌​‌​​‍ ‍‌‍‍​‌‍‌‌‌‍​‌‌‍‌​‌‍‍‌‌‍ ‍‌‍‌ ​ ‌‍​‍‌‍​‌‌ ​ ‌‍‌‌‌‌‌‌‌ ​‍‌‍ ​​ ‌‌‍‍​‌ ‌​‌ ‌​‌ ​​​‍‌‌​ ​ ‌​​‌​‍‌‌​ ​‍‌​‌‍​‍‌‌​ ​‍‌​‌‍‌‍ ​‌‍ ‌‍​ ‌‍​‌‌‍ ​‌‍‍​‌‍ ‌ ​ ‌ ‌​​‍‌‌​ ​ ‌​​‌​ ​ ​ ​ ​ ​ ​ ​ ​‍‌‍‌‍‍‌‌‍‌​​ ‌‌ ​ ‌‍‍‌‌ ‌​‌‍‌‌‌​‌‍‌‍ ‌‍ ‌ ‌​‌‍‌‌‌ ​‍​‍‌‍‌ ‌​‌ ‍‌‌ ​​‌‍‌‌​ ‌‌‍‌‍‌‍ ‌‍ ‌ ‌​‌‍‌‌‌ ​‍​‍‌‍‌ ​​‌‍​‌‌ ‌​‌‍‍​​ ‌‌‍ ‌‌‍‌‌‌‍ ‍‌ ‌‌‌ ​ ​‍‌‌​ ‌‌‌​​‍‌‌ ‌‍‍ ‌‍‌‌‌ ‍‌​‍‌‌​ ​ ‌​‌​​‍‌‌​ ​ ‌​‌​​‍‌‌​ ​‍​ ​‍‌‍​‌​ ‍‌‌‍‌‍​ ​​‌‍‌​​ ​​​ ‌​​ ​​​ ​ ​ ​‌​ ‌‍​ ‌ ​‍‌‌​ ​‍​ ​‍​‍‌‌​ ‌‌‌​‌​​‍ ‍‌‍‍​‌‍‌‌‌‍​‌‌‍‌​‌‍‍‌‌‍ ‍‌‍‌ ​‍‌‍‌ ​​‌‍‌‌‌ ​‍‌ ​ ‌ ​​‌‍‌‌‌‍​ ‌ ‌​‌‍‍‌‌ ‌‍‌‍‌‌​ ‌‌ ​​‌ ‌‌‌‍​‍‌‍ ​‌‍‍‌‌ ​ ‌‍‍​‌‍‌‌‌‍‌​​‍​‍‌ ‌
Subscribe to the mailing list​​​​‌ ‍ ​‍​‍‌‍ ‌ ​‍‌‍‍‌‌‍‌ ‌‍‍‌‌‍ ‍​‍​‍​ ‍‍​‍​‍‌ ​ ‌‍​‌‌‍ ‍‌‍‍‌‌ ‌​‌ ‍‌​‍ ‍‌‍‍‌‌‍ ​‍​‍​‍ ​​‍​‍‌‍‍​‌ ​‍‌‍‌‌‌‍‌‍​‍​‍​ ‍‍​‍​‍‌‍‍​‌ ‌​‌ ‌​‌ ​​​ ‍‍​‍ ​‍ ‌‍ ​‌‍ ‌‍​ ‌‍​‌‌‍ ​‌‍‍​‌‍ ‌ ​ ‌ ‌​​ ‍‍​ ​ ​ ​ ​ ​ ​ ​ ​‍ ‌‍‍‌‌‍ ‍‌ ‌​‌‍‌‌‌‍ ‍‌ ‌​​‍ ‌‍‌‌‌‍‌​‌‍‍‌‌ ‌​​‍ ‌‍ ‌‌‍ ‌‍‌​‌‍‌‌​ ‌‌ ​​‌ ​‍‌‍‌‌‌ ​ ‌‍‌‌‌‍ ‍‌ ‌​‌‍​‌‌ ‌​‌‍‍‌‌‍ ‌‍ ‍​ ‍ ‌‍‍‌‌‍‌​​ ‌‌ ​ ‌‍‍‌‌ ‌​‌‍‌‌‌​‌‍‌‍ ‌‍ ‌ ‌​‌‍‌‌‌ ​‍​ ‍ ‌ ‌​‌ ‍‌‌ ​​‌‍‌‌​ ‌‌‍‌‍‌‍ ‌‍ ‌ ‌​‌‍‌‌‌ ​‍​ ‍ ‌ ​​‌‍​‌‌ ‌​‌‍‍​​ ‌‌‍ ‍‌‍‌‌‌ ‌ ‌ ​ ‌‍ ​‌‍‌‌‌ ‌​‌ ‌​‌‍‌‌‌ ​‍​‍ ‍‌‍‍​‌‍‌‌‌‍​‌‌‍‌​‌‍‍‌‌‍ ‍‌‍‌ ​ ‌‍​‍‌‍​‌‌ ​ ‌‍‌‌‌‌‌‌‌ ​‍‌‍ ​​ ‌‌‍‍​‌ ‌​‌ ‌​‌ ​​​‍‌‌​ ​ ‌​​‌​‍‌‌​ ​‍‌​‌‍​‍‌‌​ ​‍‌​‌‍‌‍ ​‌‍ ‌‍​ ‌‍​‌‌‍ ​‌‍‍​‌‍ ‌ ​ ‌ ‌​​‍‌‌​ ​ ‌​​‌​ ​ ​ ​ ​ ​ ​ ​ ​‍‌‍‌‍‍‌‌‍‌​​ ‌‌ ​ ‌‍‍‌‌ ‌​‌‍‌‌‌​‌‍‌‍ ‌‍ ‌ ‌​‌‍‌‌‌ ​‍​‍‌‍‌ ‌​‌ ‍‌‌ ​​‌‍‌‌​ ‌‌‍‌‍‌‍ ‌‍ ‌ ‌​‌‍‌‌‌ ​‍​‍‌‍‌ ​​‌‍​‌‌ ‌​‌‍‍​​ ‌‌‍ ‍‌‍‌‌‌ ‌ ‌ ​ ‌‍ ​‌‍‌‌‌ ‌​‌ ‌​‌‍‌‌‌ ​‍​‍ ‍‌‍‍​‌‍‌‌‌‍​‌‌‍‌​‌‍‍‌‌‍ ‍‌‍‌ ​‍‌‍‌ ​​‌‍‌‌‌ ​‍‌ ​ ‌ ​​‌‍‌‌‌‍​ ‌ ‌​‌‍‍‌‌ ‌‍‌‍‌‌​ ‌‌ ​​‌ ‌‌‌‍​‍‌‍ ​‌‍‍‌‌ ​ ‌‍‍​‌‍‌‌‌‍‌​​‍​‍‌ ‌
Receive the latest news about New Jersey's Clean Energy Program​​​​‌ ‍ ​‍​‍‌‍ ‌ ​‍‌‍‍‌‌‍‌ ‌‍‍‌‌‍ ‍​‍​‍​ ‍‍​‍​‍‌ ​ ‌‍​‌‌‍ ‍‌‍‍‌‌ ‌​‌ ‍‌​‍ ‍‌‍‍‌‌‍ ​‍​‍​‍ ​​‍​‍‌‍‍​‌ ​‍‌‍‌‌‌‍‌‍​‍​‍​ ‍‍​‍​‍‌‍‍​‌ ‌​‌ ‌​‌ ​​​ ‍‍​‍ ​‍ ‌‍ ​‌‍ ‌‍​ ‌‍​‌‌‍ ​‌‍‍​‌‍ ‌ ​ ‌ ‌​​ ‍‍​ ​ ​ ​ ​ ​ ​ ​ ​‍ ‌‍‍‌‌‍ ‍‌ ‌​‌‍‌‌‌‍ ‍‌ ‌​​‍ ‌‍‌‌‌‍‌​‌‍‍‌‌ ‌​​‍ ‌‍ ‌‌‍ ‌‍‌​‌‍‌‌​ ‌‌ ​​‌ ​‍‌‍‌‌‌ ​ ‌‍‌‌‌‍ ‍‌ ‌​‌‍​‌‌ ‌​‌‍‍‌‌‍ ‌‍ ‍​ ‍ ‌‍‍‌‌‍‌​​ ‌‌ ​ ‌‍‍‌‌ ‌​‌‍‌‌‌​‌‍‌‍ ‌‍ ‌ ‌​‌‍‌‌‌ ​‍​ ‍ ‌ ‌​‌ ‍‌‌ ​​‌‍‌‌​ ‌‌‍‌‍‌‍ ‌‍ ‌ ‌​‌‍‌‌‌ ​‍​ ‍ ‌ ​​‌‍​‌‌ ‌​‌‍‍​​ ‌‌‍ ‍‌‍‌‌‌ ‌ ‌ ​ ‌‍ ​‌‍‌‌‌ ‌​‌ ‌​‌‍‌‌‌ ​‍​‍ ‍‌ ‌​‌‍‌‌‌ ‍​‌ ‌​​ ‌‍​‍‌‍​‌‌ ​ ‌‍‌‌‌‌‌‌‌ ​‍‌‍ ​​ ‌‌‍‍​‌ ‌​‌ ‌​‌ ​​​‍‌‌​ ​ ‌​​‌​‍‌‌​ ​‍‌​‌‍​‍‌‌​ ​‍‌​‌‍‌‍ ​‌‍ ‌‍​ ‌‍​‌‌‍ ​‌‍‍​‌‍ ‌ ​ ‌ ‌​​‍‌‌​ ​ ‌​​‌​ ​ ​ ​ ​ ​ ​ ​ ​‍‌‍‌‍‍‌‌‍‌​​ ‌‌ ​ ‌‍‍‌‌ ‌​‌‍‌‌‌​‌‍‌‍ ‌‍ ‌ ‌​‌‍‌‌‌ ​‍​‍‌‍‌ ‌​‌ ‍‌‌ ​​‌‍‌‌​ ‌‌‍‌‍‌‍ ‌‍ ‌ ‌​‌‍‌‌‌ ​‍​‍‌‍‌ ​​‌‍​‌‌ ‌​‌‍‍​​ ‌‌‍ ‍‌‍‌‌‌ ‌ ‌ ​ ‌‍ ​‌‍‌‌‌ ‌​‌ ‌​‌‍‌‌‌ ​‍​‍ ‍‌ ‌​‌‍‌‌‌ ‍​‌ ‌​​‍‌‍‌ ​​‌‍‌‌‌ ​‍‌ ​ ‌ ​​‌‍‌‌‌‍​ ‌ ‌​‌‍‍‌‌ ‌‍‌‍‌‌​ ‌‌ ​​‌ ‌‌‌‍​‍‌‍ ​‌‍‍‌‌ ​ ‌‍‍​‌‍‌‌‌‍‌​​‍​‍‌ ‌